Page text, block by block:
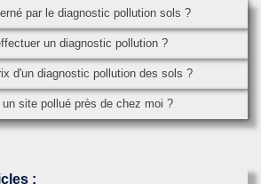
par le diagnostic pollution sols ?
un diagnostic pollution ?
d'un diagnostic pollution des sols ?
site pollué près de chez moi ?
: